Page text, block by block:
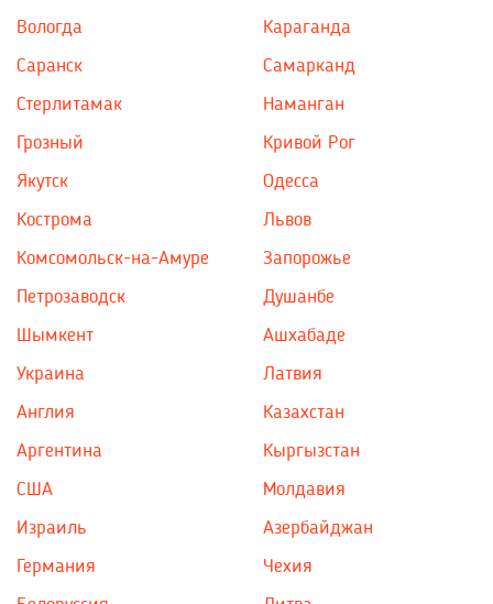
Вологда
Саранск
Стерлитамак
Грозный
Якутск
Кострома
Комсомольск-на-Амуре
Петрозаводск
Шымкент
Караганда
Самарканд
Наманган
Кривой Рог
Одесса
Львов
Запорожье
Душанбе
Ашхабаде
Украина
Англия
Аргентина
США
Израиль
Латвия
Казахстан
Кыргызстан
Молдавия
Азербайджан
Германия
Чехия